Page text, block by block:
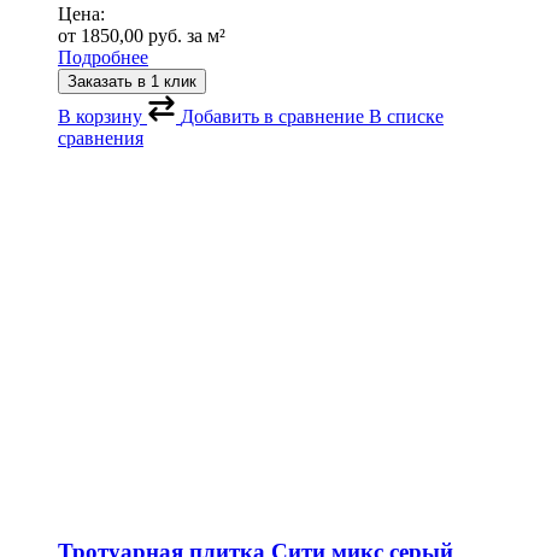
Цена:
от 1850,00 руб. за м²
Подробнее
Заказать в 1 клик
В корзину Добавить в сравнение В списке
сравнения
Тротуарная плитка Сити микс серый